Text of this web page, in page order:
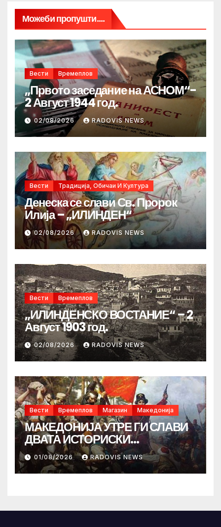
Можеби пропушти....
Вести Времеплов
„Првото заседание на АСНОМ“-
2 Август 1944 год.
02/08/2026 RADOVIS NEWS
Вести Традиција, Обичаи И Култура
Денеска се слави Св. Пророк
Илија – „ИЛИНДЕН“
02/08/2026 RADOVIS NEWS
Вести Времеплов
„ИЛИНДЕНСКО ВОСТАНИЕ“ – 2
Август 1903 год.
02/08/2026 RADOVIS NEWS
Вести Времеплов Магазин Македонија
МАКЕДОНИЈА УТРЕ ГИ СЛАВИ
ДВАТА ИСТОРИСКИ
ИЛИНДЕНА!
01/08/2026 RADOVIS NEWS